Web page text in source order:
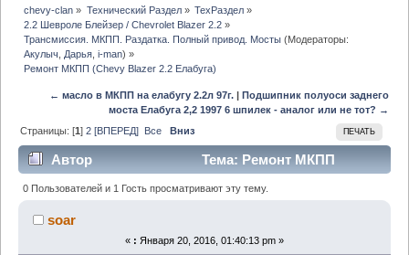
chevy-clan » Технический Раздел» ТехРаздел»
2.2 Шевроле Блейзер / Chevrolet Blazer 2.2 »
Трансмиссия. МКПП. Раздатка. Полный привод. Мосты (Модераторы:
Акулыч
Дарья ,i-man) »
Ремонт МКПП (Chevy Blazer 2.2 Елабуга)
← масло в МКПП на елабугу 2.2л 97г.| Подшипник полуоси заднего
моста Елабуга 2,2 1997 6 шпилек - аналог или не тот? →
ПЕЧАТЬ
Страницы: [1]2 [ВПЕРЕД] Все Вниз
Автор
Тема: Ремонт МКПП
(Chevy Blazer 2.2 Елабуга) (Прочитано 10664 раз)
0 Пользователей и 1 Гость просматривают эту тему.
soar
« : Января 20, 2016, 01:40:13 pm »